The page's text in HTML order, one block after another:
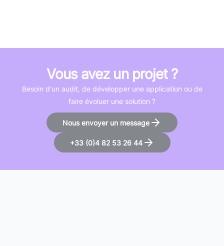
Vous avez un projet ?
Besoin d'un audit, de développer une application ou de
faire évoluer une solution ?
Nous envoyer un message
+33 (0)4 82 53 26 44